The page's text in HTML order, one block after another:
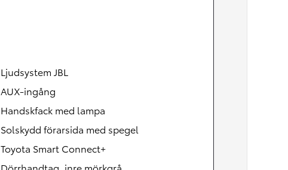
Ljudsystem JBL
AUX-ingång
Handskfack med lampa
Solskydd förarsida med spegel
Toyota Smart Connect+